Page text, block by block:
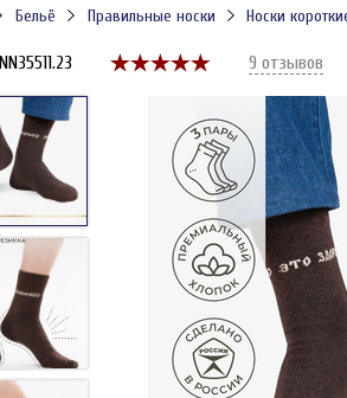
Бельё Правильные носки Носки
NN35511.23 9 отзывов